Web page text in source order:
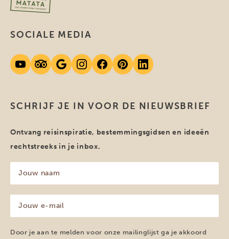
SCHRIJF JE IN VOOR DE NIEUWSBRIEF
Ontvang reisinspiratie, bestemmingsgidsen en ideeën
rechtstreeks in je inbox.
naam
(Vereist)
mailadres
(Vereist)
Door je aan te melden voor onze mailinglijst ga je akkoord
SOCIALE MEDIA